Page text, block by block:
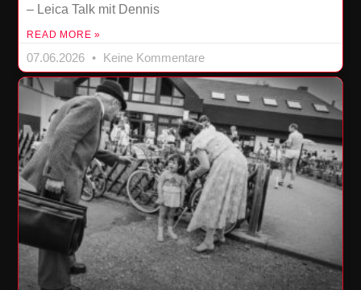
– Leica Talk mit Dennis
READ MORE »
07.06.2026 Keine Kommentare